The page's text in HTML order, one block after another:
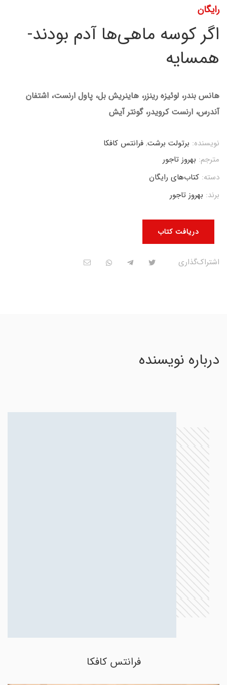
رایگان
اگر کوسه ماهی‌ها آدم بودند-
همسایه
هانس بندر، لوئیزه رینزر، هاینریش بل، پاول ارنست، اشتفان
آندرس، ارنست کرویدر، گونتر آیش
دریافت کتاب
نویسنده: برتولت برشت, فرانتس کافکا
مترجم: بهروز تاجور
دسته: کتاب‌های رایگان
برند: بهروز تاجور
اشتراک‌گذاری
درباره نویسنده
فرانتس کافکا